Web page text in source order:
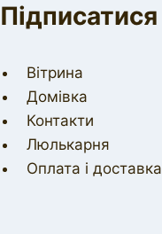
Підписатися
Вітрина
Домівка
Контакти
Люлькарня
Оплата і доставка